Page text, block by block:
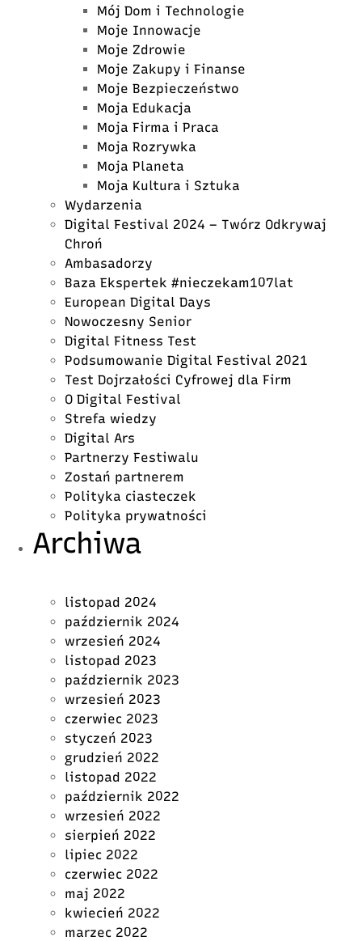
Mój Dom i Technologie
Moje Innowacje
Moje Zdrowie
Moje Zakupy i Finanse
Moje Bezpieczeństwo
Moja Edukacja
Moja Firma i Praca
Moja Rozrywka
Moja Planeta
Moja Kultura i Sztuka
Wydarzenia
Digital Festival 2024 – Twórz Odkrywaj
Chroń
Ambasadorzy
Baza Ekspertek #nieczekam107lat
European Digital Days
Nowoczesny Senior
Digital Fitness Test
Podsumowanie Digital Festival 2021
Test Dojrzałości Cyfrowej dla Firm
O Digital Festival
Strefa wiedzy
Digital Ars
Partnerzy Festiwalu
Zostań partnerem
Polityka ciasteczek
Polityka prywatności
Archiwa
listopad 2024
październik 2024
wrzesień 2024
listopad 2023
październik 2023
wrzesień 2023
czerwiec 2023
styczeń 2023
grudzień 2022
listopad 2022
październik 2022
wrzesień 2022
sierpień 2022
lipiec 2022
czerwiec 2022
maj 2022
kwiecień 2022
marzec 2022